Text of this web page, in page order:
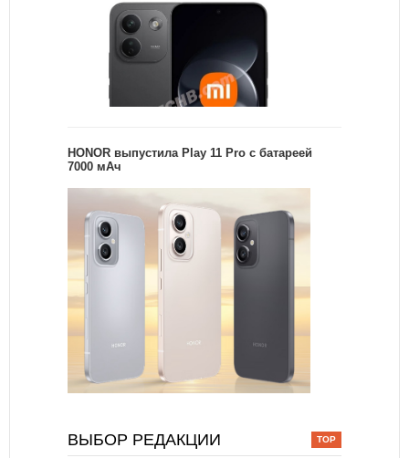
HONOR выпустила Play 11 Pro с батареей
7000 мАч
ВЫБОР РЕДАКЦИИ